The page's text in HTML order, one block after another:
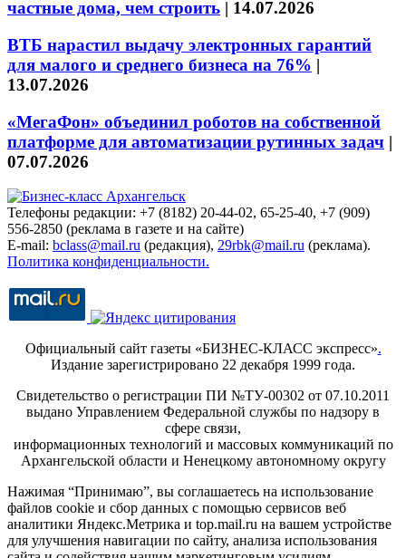
частные дома, чем строить | 14.07.2026
ВТБ нарастил выдачу электронных гарантий
для малого и среднего бизнеса на 76% |
13.07.2026
«МегаФон» объединил роботов на собственной
платформе для автоматизации рутинных задач |
07.07.2026
Телефоны редакции: +7 (8182) 20-44-02, 65-25-40, +7 (909)
556-2850 (реклама в газете и на сайте)
E-mail: bclass@mail.ru (редакция), 29rbk@mail.ru (реклама).
Политика конфиденциальности.
Официальный сайт газеты «БИЗНЕС-КЛАСС экспресс».
Издание зарегистрировано 22 декабря 1999 года.
Свидетельство о регистрации ПИ №ТУ-00302 от 07.10.2011
выдано Управлением Федеральной службы по надзору в
сфере связи,
информационных технологий и массовых коммуникаций по
Архангельской области и Ненецкому автономному округу
Нажимая “Принимаю”, вы соглашаетесь на использование
файлов cookie и сбор данных с помощью сервисов веб
аналитики Яндекс.Метрика и top.mail.ru на вашем устройстве
для улучшения навигации по сайту, анализа использования